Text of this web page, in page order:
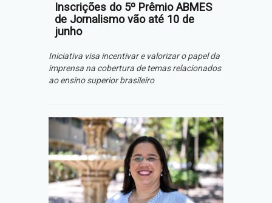
Inscrições do 5º Prêmio ABMES
de Jornalismo vão até 10 de
junho
Iniciativa visa incentivar e valorizar o papel da
imprensa na cobertura de temas relacionados
ao ensino superior brasileiro